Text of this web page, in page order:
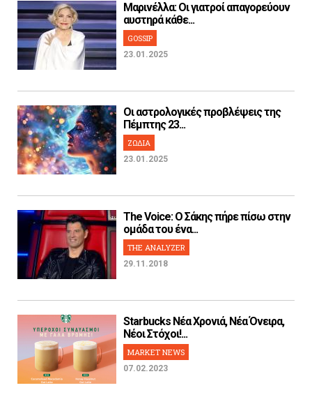
Μαρινέλλα: Οι γιατροί απαγορεύουν
αυστηρά κάθε...
GOSSIP
23.01.2025
Οι αστρολογικές προβλέψεις της
Πέμπτης 23...
ΖΩΔΙΑ
23.01.2025
The Voice: Ο Σάκης πήρε πίσω στην
ομάδα του ένα...
THE ANALYZER
29.11.2018
Starbucks Νέα Χρονιά, Νέα Όνειρα,
Νέοι Στόχοι!...
MARKET NEWS
07.02.2023